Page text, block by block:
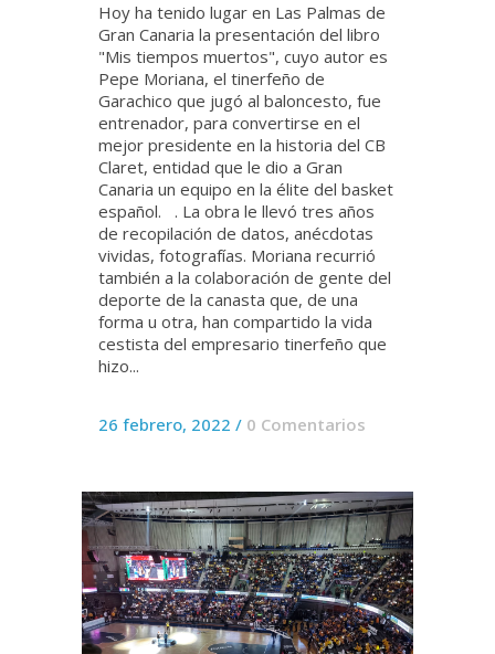
Hoy ha tenido lugar en Las Palmas de
Gran Canaria la presentación del libro
"Mis tiempos muertos", cuyo autor es
Pepe Moriana, el tinerfeño de
Garachico que jugó al baloncesto, fue
entrenador, para convertirse en el
mejor presidente en la historia del CB
Claret, entidad que le dio a Gran
Canaria un equipo en la élite del basket
español. . La obra le llevó tres años
de recopilación de datos, anécdotas
vividas, fotografías. Moriana recurrió
también a la colaboración de gente del
deporte de la canasta que, de una
forma u otra, han compartido la vida
cestista del empresario tinerfeño que
hizo...
26 febrero, 2022 / 0 Comentarios